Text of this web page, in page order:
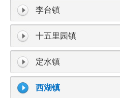
李台镇
十五里园镇
定水镇
西湖镇